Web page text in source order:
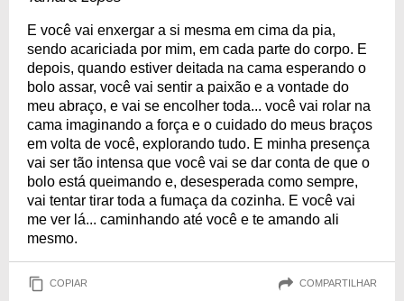
E você vai enxergar a si mesma em cima da pia,
sendo acariciada por mim, em cada parte do corpo. E
depois, quando estiver deitada na cama esperando o
bolo assar, você vai sentir a paixão e a vontade do
meu abraço, e vai se encolher toda... você vai rolar na
cama imaginando a força e o cuidado do meus braços
em volta de você, explorando tudo. E minha presença
vai ser tão intensa que você vai se dar conta de que o
bolo está queimando e, desesperada como sempre,
vai tentar tirar toda a fumaça da cozinha. E você vai
me ver lá... caminhando até você e te amando ali
mesmo.
COPIAR COMPARTILHAR